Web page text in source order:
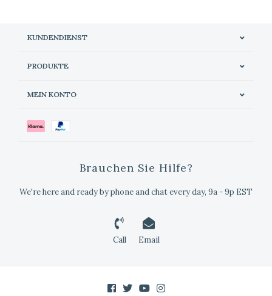
KUNDENDIENST
PRODUKTE
MEIN KONTO
Brauchen Sie Hilfe?
We're here and ready by phone and chat every day, 9a - 9p EST
Call Email